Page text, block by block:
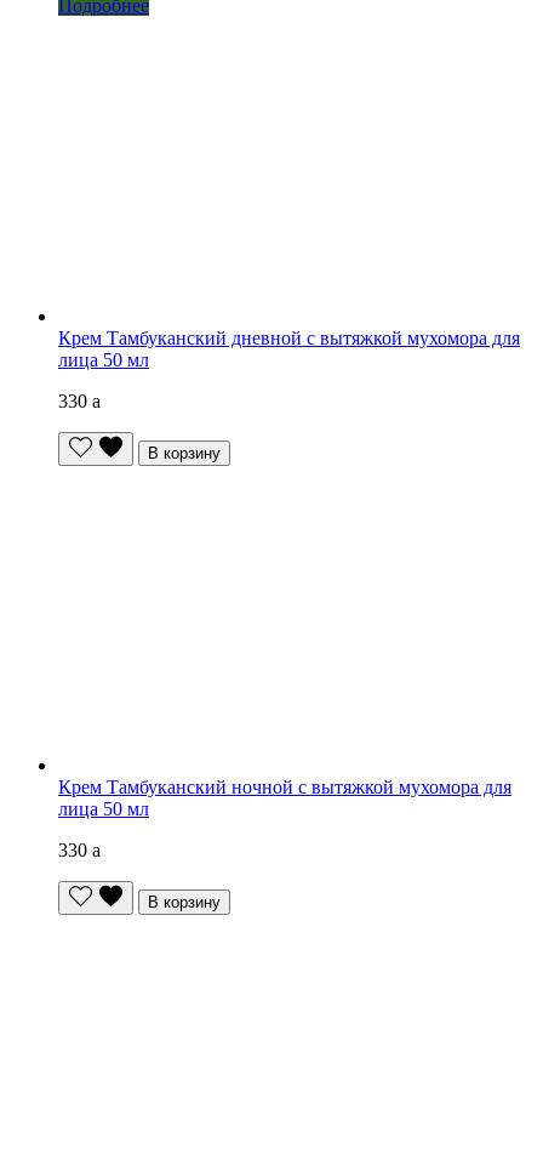
Подробнее
Крем Тамбуканский дневной с вытяжкой мухомора для
лица 50 мл
330 a
В корзину
Крем Тамбуканский ночной с вытяжкой мухомора для
лица 50 мл
330 a
В корзину